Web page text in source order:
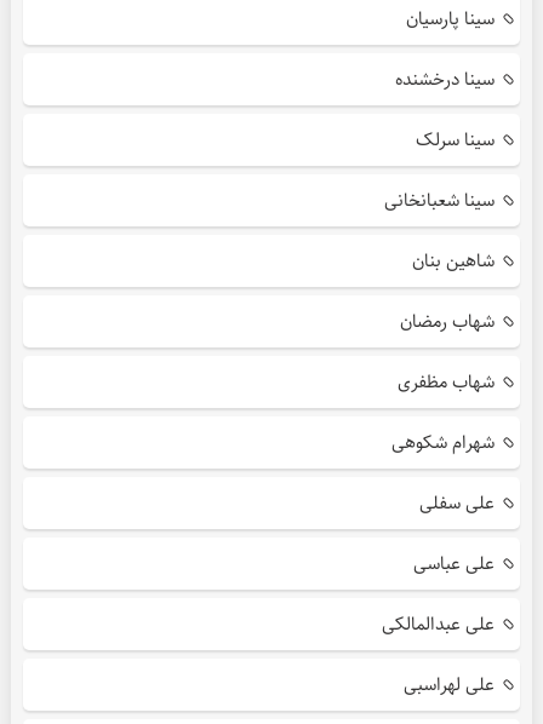
سینا پارسیان
سینا درخشنده
سینا سرلک
سینا شعبانخانی
شاهین بنان
شهاب رمضان
شهاب مظفری
شهرام شکوهی
علی سفلی
علی عباسی
علی عبدالمالکی
علی لهراسبی